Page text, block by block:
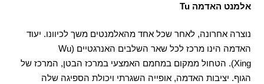
אלמנט האדמהTu
נוצרה אחרונה,לאחר שכל אחד מהאלמנטים משך לכיוונו. יעוד
האדמה הינו מרכז לכל שאר השלבים האנרגטיים
(Wu
Xing).
הטחול ממקום במחמם האמצעי במרכז הבטן, המרכז של
הגוף. יציבות האדמה,אופייה השגרתי ויכולת הספיגה שלה